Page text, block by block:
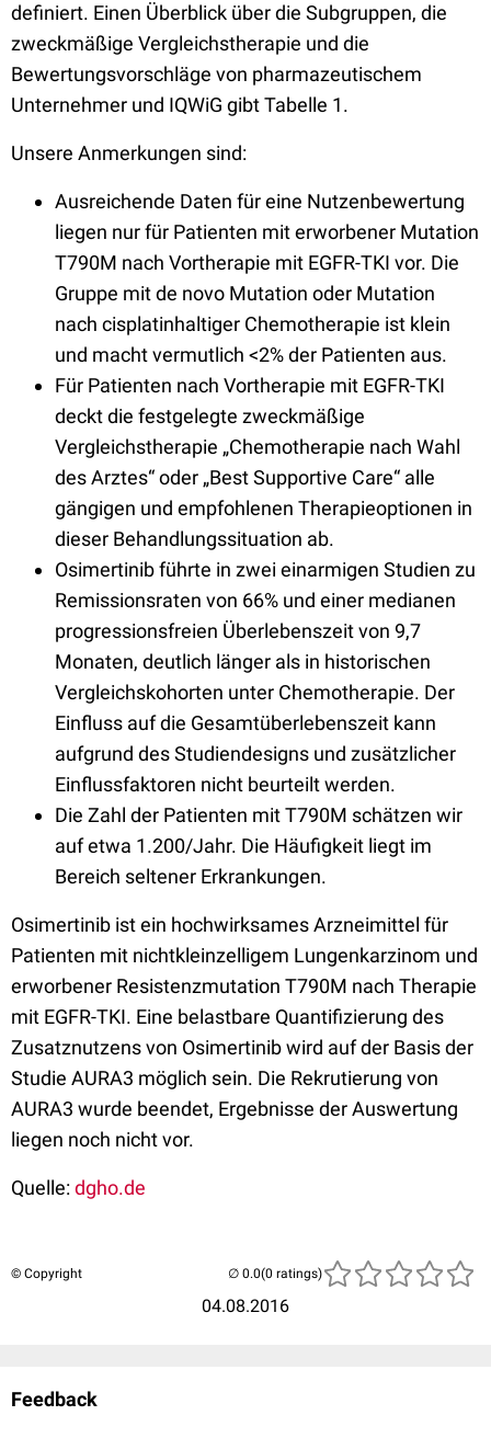
definiert. Einen Überblick über die Subgruppen, die
zweckmäßige Vergleichstherapie und die
Bewertungsvorschläge von pharmazeutischem
Unternehmer und IQWiG gibt Tabelle 1.
Unsere Anmerkungen sind:
Ausreichende Daten für eine Nutzenbewertung
liegen nur für Patienten mit erworbener Mutation
T790M nach Vortherapie mit EGFR-TKI vor. Die
Gruppe mit de novo Mutation oder Mutation
nach cisplatinhaltiger Chemotherapie ist klein
und macht vermutlich <2% der Patienten aus.
Für Patienten nach Vortherapie mit EGFR-TKI
deckt die festgelegte zweckmäßige
Vergleichstherapie „Chemotherapie nach Wahl
des Arztes“ oder „Best Supportive Care“ alle
gängigen und empfohlenen Therapieoptionen in
dieser Behandlungssituation ab.
Osimertinib führte in zwei einarmigen Studien zu
Remissionsraten von 66% und einer medianen
progressionsfreien Überlebenszeit von 9,7
Monaten, deutlich länger als in historischen
Vergleichskohorten unter Chemotherapie. Der
Einfluss auf die Gesamtüberlebenszeit kann
aufgrund des Studiendesigns und zusätzlicher
Einflussfaktoren nicht beurteilt werden.
Die Zahl der Patienten mit T790M schätzen wir
auf etwa 1.200/Jahr. Die Häufigkeit liegt im
Bereich seltener Erkrankungen.
Osimertinib ist ein hochwirksames Arzneimittel für
Patienten mit nichtkleinzelligem Lungenkarzinom und
erworbener Resistenzmutation T790M nach Therapie
mit EGFR-TKI. Eine belastbare Quantifizierung des
Zusatznutzens von Osimertinib wird auf der Basis der
Studie AURA3 möglich sein. Die Rekrutierung von
AURA3 wurde beendet, Ergebnisse der Auswertung
liegen noch nicht vor.
Quelle:dgho.de
© Copyright
04.08.2016
(0 ratings)
Feedback